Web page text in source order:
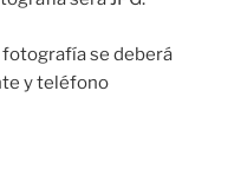
se deberá
y teléfono